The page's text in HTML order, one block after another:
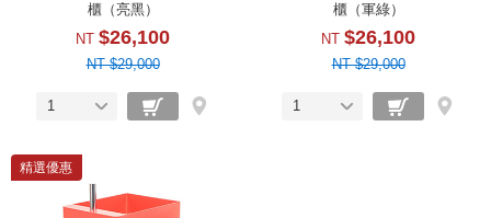
櫃（亮黑）
NT $26,100
NT $29,000
1
櫃（軍綠）
NT $26,100
NT $29,000
1
精選優惠